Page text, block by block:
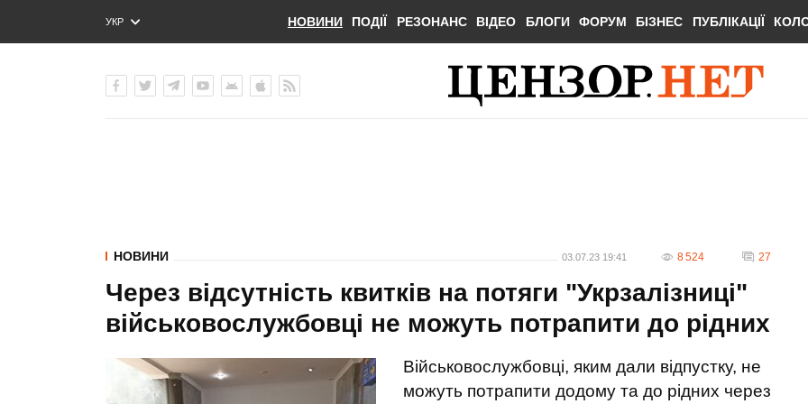
УКР
ENG
НОВИНИ ПОДІЇ РЕЗОНАНС ВІДЕО БЛОГИ ФОРУМ БІЗНЕС ПУБЛІКАЦІЇ
НОВИНИ 03.07.23 19:41 8 524 27
Через відсутність квитків на потяги "Укрзалізниці"
військовослужбовці не можуть потрапити до рідних
Військовослужбовці, яким дали відпустку, не
можуть потрапити додому та до рідних через